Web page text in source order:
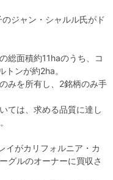
ジャン・シャルル氏がド
総面積約11haのうち、コ
ンが約2ha。
みを所有し、2銘柄のみ手
ては、求める品質に達し
イがカリフォルニア・カ
グルのオーナーに買収さ